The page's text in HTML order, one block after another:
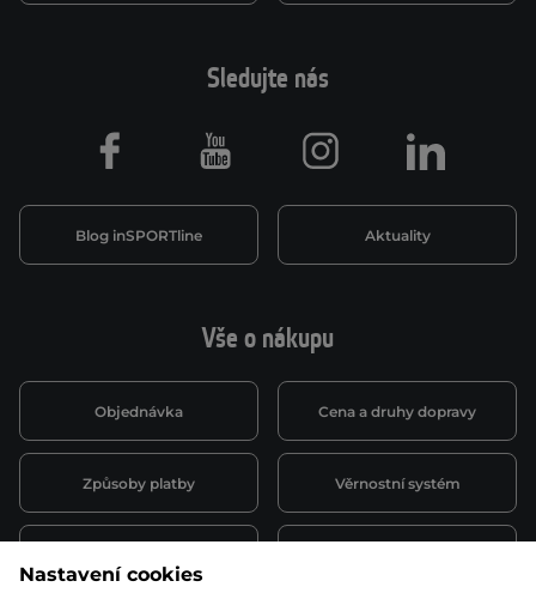
Vše o nákupu
Objednávka Cena a druhy dopravy
Způsoby platby Věrnostní systém
Sledujte nás
Blog inSPORTline Aktuality
Facebook Youtube Instagram LinkedIn
Nastavení cookies